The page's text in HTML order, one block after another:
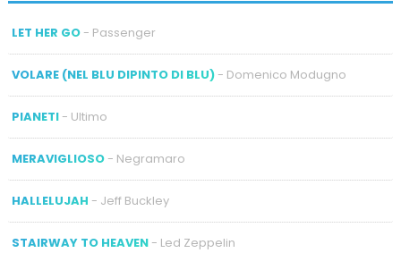
LET HER GO- Passenger
VOLARE (NEL BLU DIPINTO DI BLU)- Domenico Modugno
PIANETI- Ultimo
MERAVIGLIOSO- Negramaro
HALLELUJAH - Jeff Buckley
STAIRWAY TO HEAVEN- Led Zeppelin